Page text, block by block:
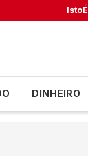
IstoÉ
DINHEIRO